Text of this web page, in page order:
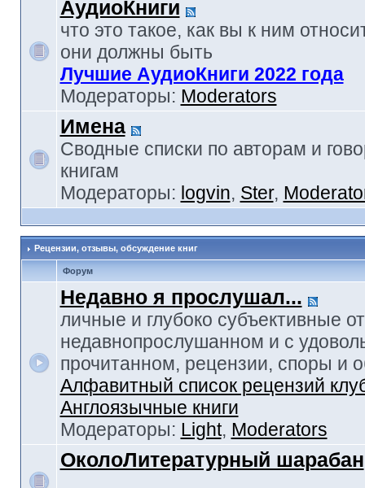
АудиоКниги
что это такое, как вы к ним
они должны быть
Лучшие АудиоКниги 2022 года
Модераторы: Moderators
Имена
Сводные списки по авторам и
книгам
Модераторы: logvin, Ster,
Рецензии, отзывы, обсуждение книг
Форум
Недавно я прослушал...
личные и глубоко субъективные
недавнопрослушанном и с
прочитанном, рецензии, споры и
Алфавитный список рецензий
Англоязычные книги
Модераторы: Light, Moderators
ОколоЛитературный шарабан